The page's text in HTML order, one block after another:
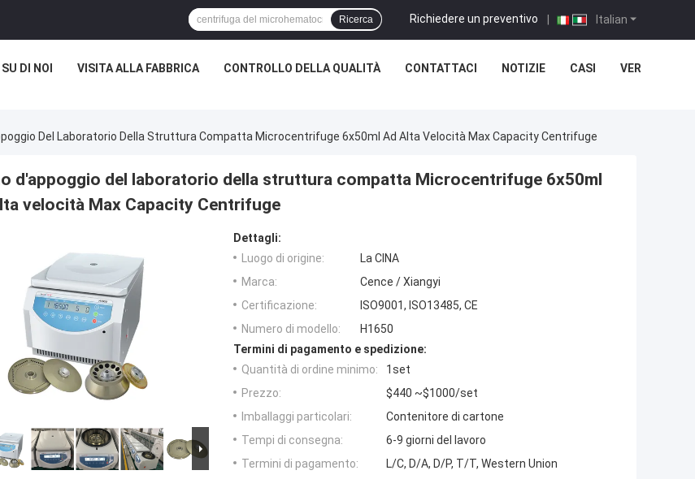
Italian
Richiedere un preventivo |
Ricerca
SU DI NOI VISITA ALLA FABBRICA CONTROLLO DELLA QUALITÀ CONTATTACI NOTIZIE CASI VER
Del Laboratorio Della Struttura Compatta Microcentrifuge 6x50ml Ad Alta Velocità Max Capacity Centrifuge
d'appoggio del laboratorio della struttura compatta Microcentrifuge 6x50ml
velocità Max Capacity Centrifuge
Dettagli:
Luogo di origine:
La CINA
Marca:
Cence / Xiangyi
Certificazione:
ISO9001, ISO13485, CE
Numero di modello:
H1650
Termini di pagamento e spedizione:
Quantità di ordine minimo:
1set
Prezzo:
$440 ~$1000/set
Imballaggi particolari:
Contenitore di cartone
Tempi di consegna:
6-9 giorni del lavoro
Termini di pagamento:
L/C, D/A, D/P, T/T, Western Union